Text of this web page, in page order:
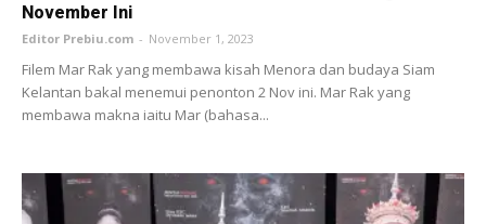
November Ini
Editor Prebiu.com - November 1, 2023
Filem Mar Rak yang membawa kisah Menora dan budaya Siam
Kelantan bakal menemui penonton 2 Nov ini. Mar Rak yang
membawa makna iaitu Mar (bahasa...